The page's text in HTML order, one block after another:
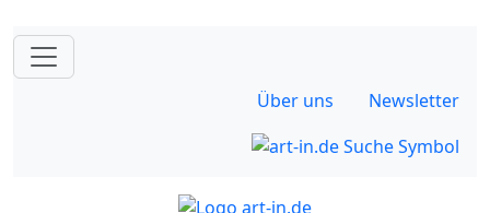
Über uns Newsletter